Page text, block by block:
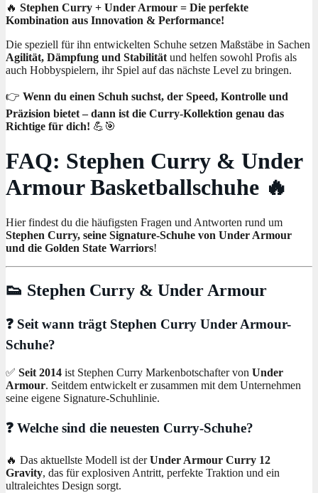
🔥 Stephen Curry + Under Armour = Die perfekte
Kombination aus Innovation & Performance!
Die speziell für ihn entwickelten Schuhe setzen Maßstäbe in Sachen
Agilität, Dämpfung und Stabilität und helfen sowohl Profis als
auch Hobbyspielern, ihr Spiel auf das nächste Level zu bringen.
👉 Wenn du einen Schuh suchst, der Speed, Kontrolle und
Präzision bietet – dann ist die Curry-Kollektion genau das
Richtige für dich! 💪🎯
FAQ: Stephen Curry & Under
Armour Basketballschuhe 🔥
Hier findest du die häufigsten Fragen und Antworten rund um
Stephen Curry, seine Signature-Schuhe von Under Armour
und die Golden State Warriors!
👟 Stephen Curry & Under Armour
❓ Seit wann trägt Stephen Curry Under Armour-
Schuhe?
✅ Seit 2014 ist Stephen Curry Markenbotschafter von Under
Armour. Seitdem entwickelt er zusammen mit dem Unternehmen
seine eigene Signature-Schuhlinie.
❓ Welche sind die neuesten Curry-Schuhe?
🔥 Das aktuellste Modell ist derUnder Armour Curry 12
Gravity, das für explosiven Antritt, perfekte Traktion und ein
ultraleichtes Design sorgt.